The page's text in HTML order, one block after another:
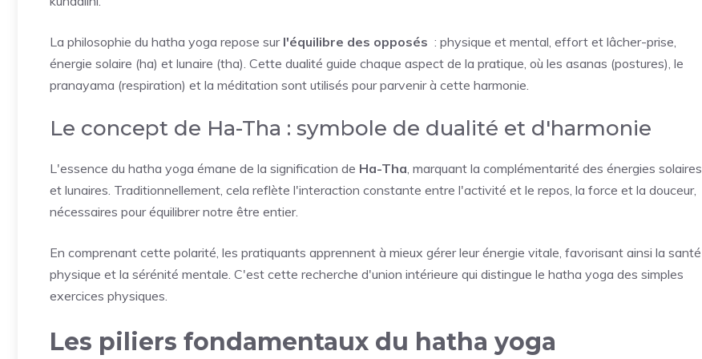
La philosophie du hatha yoga repose sur l'équilibre des opposés : physique et mental, effort et lâcher-prise,
énergie solaire (ha) et lunaire (tha). Cette dualité guide chaque aspect de la pratique, où les asanas (postures), le
pranayama (respiration) et la méditation sont utilisés pour parvenir à cette harmonie.
Le concept de Ha-Tha : symbole de dualité et d'harmonie
L'essence du hatha yoga émane de la signification de Ha-Tha, marquant la complémentarité des énergies solaires
et lunaires. Traditionnellement, cela reflète l'interaction constante entre l'activité et le repos, la force et la douceur,
nécessaires pour équilibrer notre être entier.
En comprenant cette polarité, les pratiquants apprennent à mieux gérer leur énergie vitale, favorisant ainsi la santé
physique et la sérénité mentale. C'est cette recherche d'union intérieure qui distingue le hatha yoga des simples
exercices physiques.
Les piliers fondamentaux du hatha yoga